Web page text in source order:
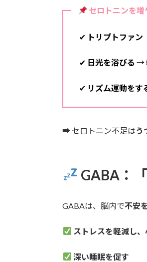
セロトニンを
✔ トリプトファン
✔ 日光を浴びる →
✔ リズム運動をす
➡ セロトニン不足はう
GABA：
GABAは、脳内で不安
ストレスを軽減し
深い睡眠を促す